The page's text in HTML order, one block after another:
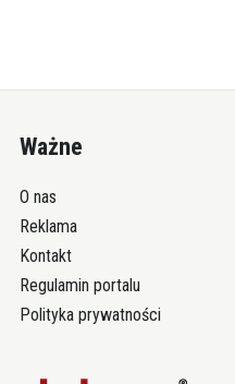
Ważne
O nas
Reklama
Kontakt
Regulamin portalu
Polityka prywatności